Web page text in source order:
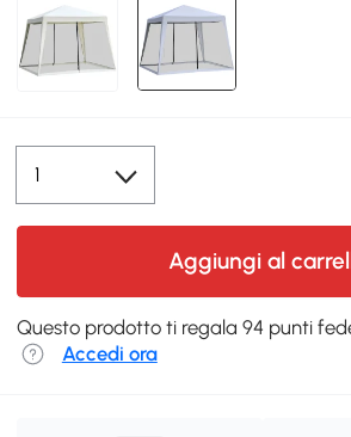
Aggiungi al
Questo prodotto ti regala 94 punti
Accedi ora